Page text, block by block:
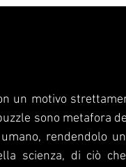
un motivo
sono metafora
rendendolo
scienza, di ciò